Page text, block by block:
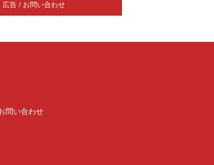
広告 / お問い合わせ
問い合わせ